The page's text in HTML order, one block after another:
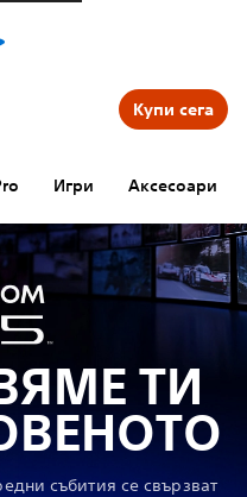
Игри Аксесоари
Купи сега
ТИ
събития се свързват